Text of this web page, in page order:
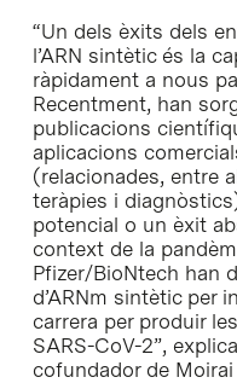
“Un dels èxits dels
l’ARN sintètic és la
ràpidament a nous
Recentment, han
publicacions
aplicacions
(relacionades, entre
teràpies i
potencial o un èxit
context de la
Pfizer/BioNtech han
d’ARNm sintètic per
carrera per produir
SARS-CoV-2”, explica
cofundador de